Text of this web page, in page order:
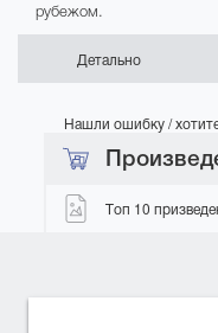
рубежом.
Детально
Нашли ошибку /
Топ 10